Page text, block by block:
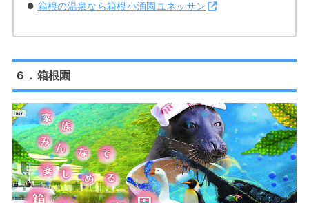
箱根の温泉なら箱根小涌園ユネッサン
６．箱根園